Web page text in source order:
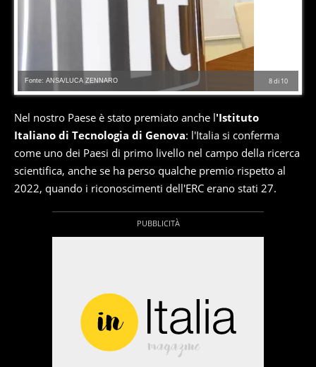
8di 10
Fonte: ANSA/LUCA ZENNARO
Nel nostro Paese è stato premiato anche l'Istituto
Italiano di Tecnologia di Genova: l'Italia si conferma
come uno dei Paesi di primo livello nel campo della ricerca
scientifica, anche se ha perso qualche premio rispetto al
2022, quando i riconoscimenti dell'ERC erano stati 27.